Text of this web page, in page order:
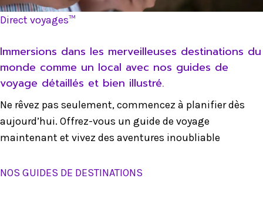
Direct voyages™
Immersions dans les merveilleuses destinations du
monde comme un local avec nos guides de
voyage détaillés et bien illustré.
Ne rêvez pas seulement, commencez à planifier dès
aujourd’hui. Offrez-vous un guide de voyage
maintenant et vivez des aventures inoubliable
NOS GUIDES DE DESTINATIONS